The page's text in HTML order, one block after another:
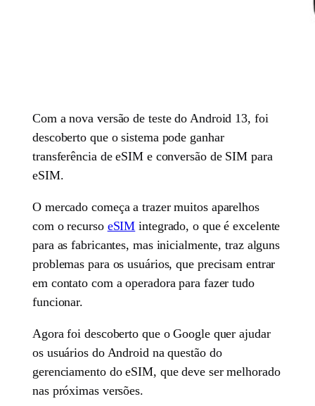
Com a nova versão de teste do Android 13, foi
descoberto que o sistema pode ganhar
transferência de eSIM e conversão de SIM para
eSIM.
O mercado começa a trazer muitos aparelhos
com o recurso eSIM integrado, o que é excelente
para as fabricantes, mas inicialmente, traz alguns
problemas para os usuários, que precisam entrar
em contato com a operadora para fazer tudo
funcionar.
Agora foi descoberto que o Google quer ajudar
os usuários do Android na questão do
gerenciamento do eSIM, que deve ser melhorado
nas próximas versões.